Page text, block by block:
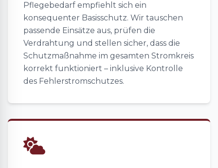
Pflegebedarf empfiehlt sich ein
konsequenter Basisschutz. Wir tauschen
passende Einsätze aus, prüfen die
Verdrahtung und stellen sicher, dass die
Schutzmaßnahme im gesamten Stromkreis
korrekt funktioniert – inklusive Kontrolle
des Fehlerstromschutzes.